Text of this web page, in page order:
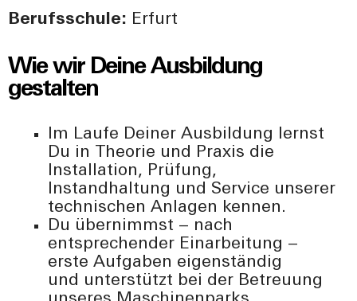
Berufsschule: Erfurt
Wie wir Deine Ausbildung
gestalten
Im Laufe Deiner Ausbildung lernst
Du in Theorie und Praxis die
Installation, Prüfung,
Instandhaltung und Service unserer
technischen Anlagen kennen.
Du übernimmst – nach
entsprechender Einarbeitung –
erste Aufgaben eigenständig
und unterstützt bei der Betreuung